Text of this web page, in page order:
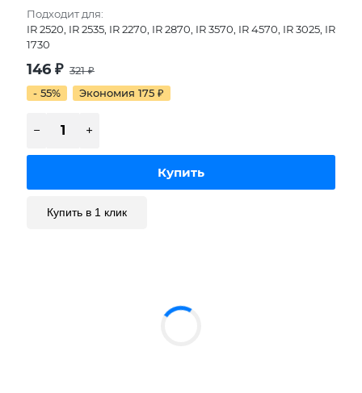
Подходит для:
IR 2520, IR 2535, IR 2270, IR 2870, IR 3570, IR 4570, IR 3025, IR
1730
146 ₽ 321₽
- 55%
Экономия 175 ₽
Купить в 1 клик